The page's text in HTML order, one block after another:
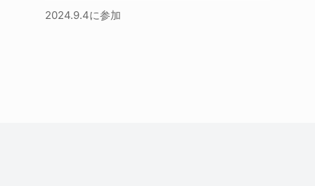
2024.9.4に参加